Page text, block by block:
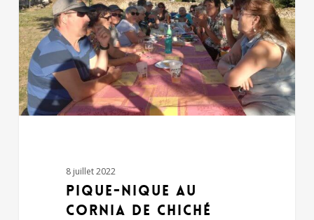
de
Chiché
8 juillet 2022
pique-nique au
cornia de Chiché